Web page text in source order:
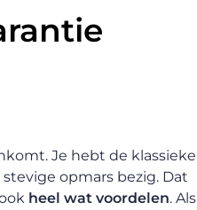
Je hebt de klassieke
opmars bezig. Dat
heel wat voordelen. Als